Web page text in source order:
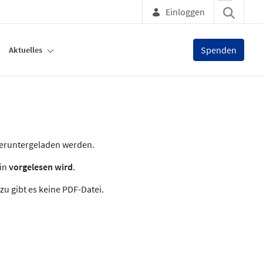
Einloggen
Aktuelles Spenden
werden.
vorgelesen wird.
gibt es keine PDF-Datei.